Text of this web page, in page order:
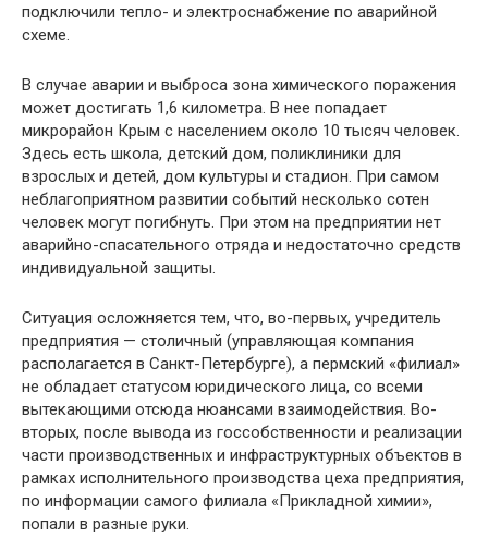
подключили тепло- и электроснабжение по аварийной
схеме.
В случае аварии и выброса зона химического поражения
может достигать 1,6 километра. В нее попадает
микрорайон Крым с населением около 10 тысяч человек.
Здесь есть школа, детский дом, поликлиники для
взрослых и детей, дом культуры и стадион. При самом
неблагоприятном развитии событий несколько сотен
человек могут погибнуть. При этом на предприятии нет
аварийно-спасательного отряда и недостаточно средств
индивидуальной защиты.
Ситуация осложняется тем, что, во-первых, учредитель
предприятия — столичный (управляющая компания
располагается в Санкт-Петербурге), а пермский «филиал»
не обладает статусом юридического лица, со всеми
вытекающими отсюда нюансами взаимодействия. Во-
вторых, после вывода из госсобственности и реализации
части производственных и инфраструктурных объектов в
рамках исполнительного производства цеха предприятия,
по информации самого филиала «Прикладной химии»,
попали в разные руки.